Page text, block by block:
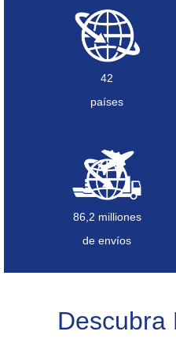
42
países
86,2 milliones
de envíos
Descubra